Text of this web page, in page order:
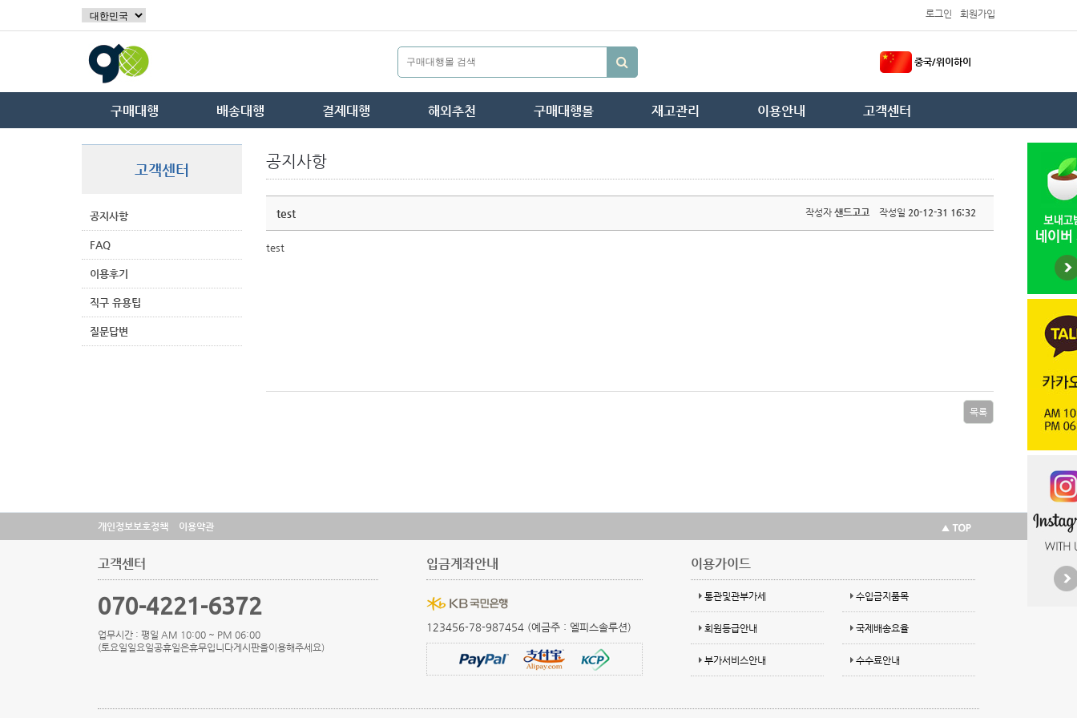
로그인 회원가입
중국/위이하이
구매대행 배송대행 결제대행 해외추천 구매대행몰 재고관리 이용안내 고객센터
고객센터
공지사항
FAQ
이용후기
직구 유용팁
질문답변
공지사항
test 작성자 샌드고고 작성일 20-12-31 16:32
test
목록
개인정보보호정책 이용약관
고객센터
070-4221-6372
업무시간 : 평일 AM 10:00 ~ PM 06:00
(토요일일요일공휴일은휴무입니다게시판을이용해주세요)
입금계좌안내
123456-78-987454 (예금주 : 엘피스솔루션)
이용가이드
통관및관부가세 수입금지품목
회원등급안내 국제배송요율
부가서비스안내 수수료안내